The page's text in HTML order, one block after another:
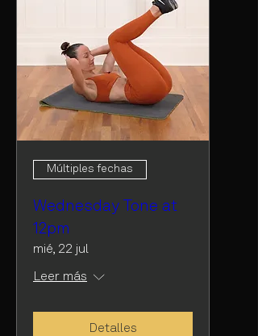
Múltiples fechas
Wednesday Tone at
12pm
mié, 22 jul
Leer más
Detalles